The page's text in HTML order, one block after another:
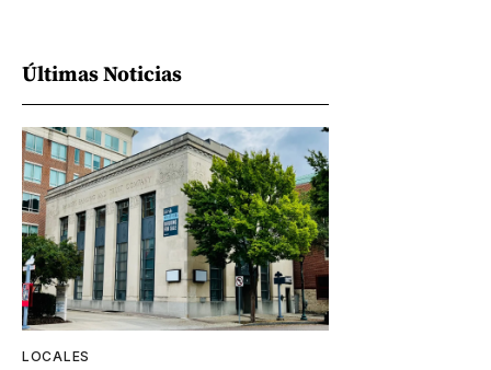
Últimas Noticias
LOCALES